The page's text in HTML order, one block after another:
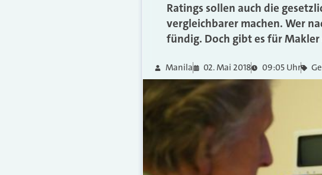
Ratings sollen auch die
vergleichbarer machen. Wer
fündig. Doch gibt es für
Manila 02. Mai 2018 09:05 Uhr